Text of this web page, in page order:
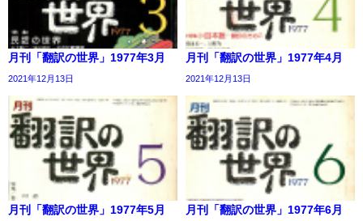
月刊「翻訳の世界」1977年3月
2021年12月13日
月刊「翻訳の世界」1977年4月
2021年12月13日
月刊「翻訳の世界」1977年5月 月刊「翻訳の世界」1977年6月